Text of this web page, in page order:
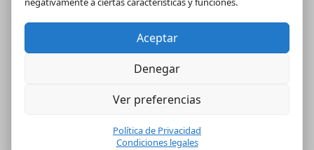
Aceptar
Denegar
Ver preferencias
Política de Privacidad
Condiciones legales